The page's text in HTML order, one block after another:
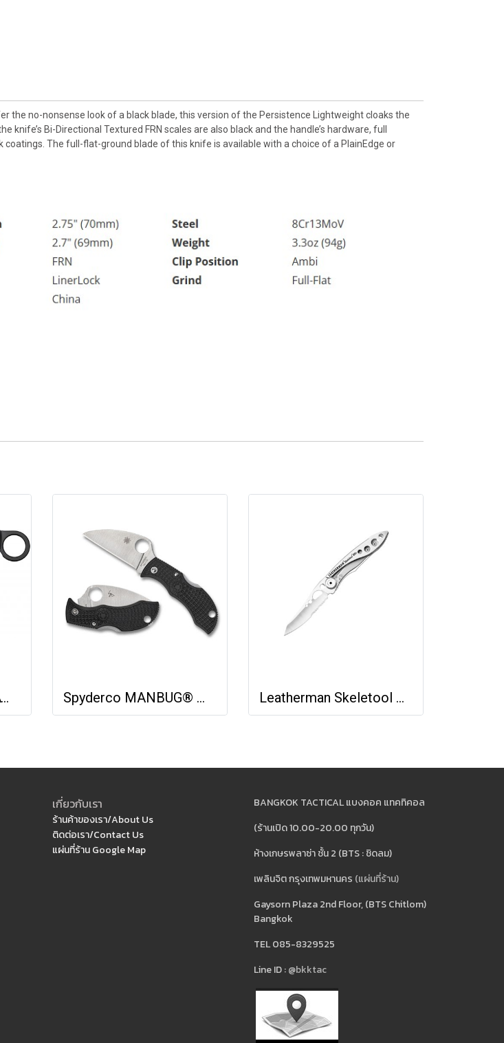
the no-nonsense look of a black blade, this version of the Persistence Lightweight cloaks the
Bi-Directional Textured FRN scales are also black and the handle’s hardware, full
The full-flat-ground blade of this knife is available with a choice of a PlainEdge or
Cold Steel TIGER CLAW - PLAIN EDGE (S35VN) Spyderco MANBUG® WHARNCLIFFE Leatherman Skeletool KBx
เกี่ยวกับเรา
ร้านค้าของเรา/About Us
ติดต่อเรา/Contact Us
แผ่นที่ร้าน Google Map
BANGKOK TACTICAL แบงคอค แทคทิคอล
(ร้านเปิด 10.00-20.00 ทุกวัน)
ห้างเกษรพลาซ่า ชั้น 2 (BTS : ชิดลม)
เพลินจิต กรุงเทพมหานคร (แผ่นที่ร้าน)
Gaysorn Plaza 2nd Floor, (BTS Chitlom)
Bangkok
TEL 085-8329525
Line ID :@bkktac